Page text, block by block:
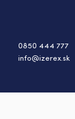
0850 444 777
info@izerex.sk